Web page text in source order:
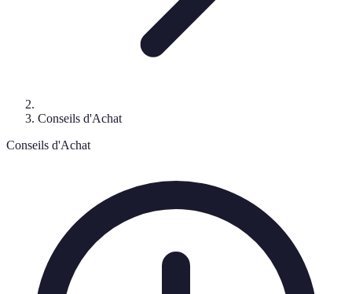
Conseils d'Achat
Conseils d'Achat